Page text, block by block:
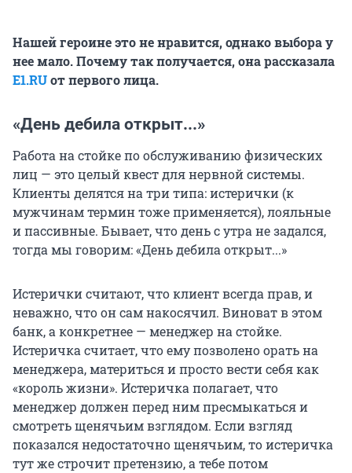
Нашей героине это не нравится, однако выбора у
нее мало. Почему так получается, она рассказала
E1.RUот первого лица.
«День дебила открыт...»
Работа на стойке по обслуживанию физических
лиц — это целый квест для нервной системы.
Клиенты делятся на три типа: истерички (к
мужчинам термин тоже применяется), лояльные
и пассивные. Бывает, что день с утра не задался,
тогда мы говорим: «День дебила открыт...»
Истерички считают, что клиент всегда прав, и
неважно, что он сам накосячил. Виноват в этом
банк, а конкретнее — менеджер на стойке.
Истеричка считает, что ему позволено орать на
менеджера, материться и просто вести себя как
«король жизни». Истеричка полагает, что
менеджер должен перед ним пресмыкаться и
смотреть щенячьим взглядом. Если взгляд
показался недостаточно щенячьим, то истеричка
тут же строчит претензию, а тебе потом